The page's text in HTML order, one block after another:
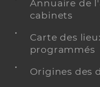
Annuaire de
cabinets
Carte des
programmés
Origines des